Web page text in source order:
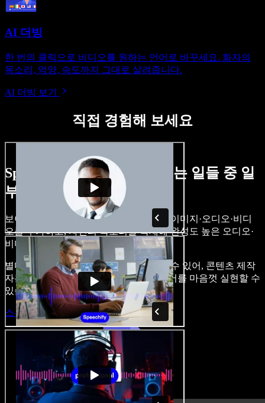
AI 더빙
한 번의 클릭으로 비디오를 원하는 언어로 바꾸세요. 화자의
목소리, 억양, 속도까지 그대로 살려줍니다.
AI 더빙 보기
직접 경험해 보세요
Speechify Studio로 할 수 있는 일들 중 일
부입니다.
보이스오버를 만들고, 로열티 프리 스톡 이미지·오디오·비디
오를 추가하고, 자신의 목소리를 복제해 완성도 높은 오디오·
비디오 프로젝트를 완성할 수 있습니다.
별다른 학습 없이 브라우저에서 바로 쓸 수 있어, 콘텐츠 제작
자는 기존의 제약을 벗어나 모든 아이디어를 마음껏 실현할 수
있습니다.
스튜디오 시작하기